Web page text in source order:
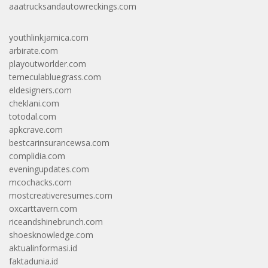
aaatrucksandautowreckings.com
youthlinkjamica.com
arbirate.com
playoutworlder.com
temeculabluegrass.com
eldesigners.com
cheklani.com
totodal.com
apkcrave.com
bestcarinsurancewsa.com
complidia.com
eveningupdates.com
mcochacks.com
mostcreativeresumes.com
oxcarttavern.com
riceandshinebrunch.com
shoesknowledge.com
aktualinformasi.id
faktadunia.id